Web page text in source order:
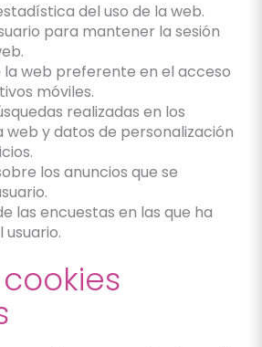
del uso de la web.
para mantener la sesión
la web preferente en el acceso
móviles.
realizadas en los
web y datos de personalización
los anuncios que se
las encuestas en las que ha